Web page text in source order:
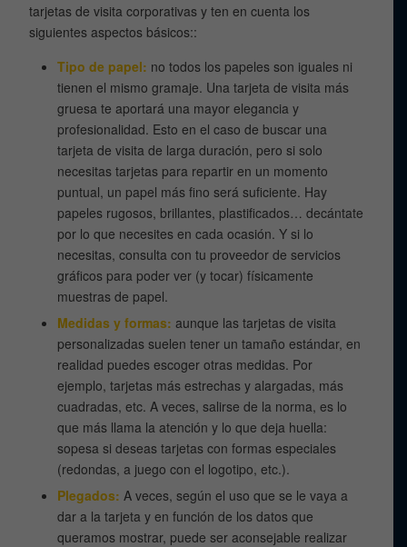
tarjetas de visita corporativas y ten en cuenta los
siguientes aspectos básicos::
Tipo de papel: no todos los papeles son iguales ni
tienen el mismo gramaje. Una tarjeta de visita más
gruesa te aportará una mayor elegancia y
profesionalidad. Esto en el caso de buscar una
tarjeta de visita de larga duración, pero si solo
necesitas tarjetas para repartir en un momento
puntual, un papel más fino será suficiente. Hay
papeles rugosos, brillantes, plastificados… decántate
por lo que necesites en cada ocasión. Y si lo
necesitas, consulta con tu proveedor de servicios
gráficos para poder ver (y tocar) físicamente
muestras de papel.
Medidas y formas: aunque las tarjetas de visita
personalizadas suelen tener un tamaño estándar, en
realidad puedes escoger otras medidas. Por
ejemplo, tarjetas más estrechas y alargadas, más
cuadradas, etc. A veces, salirse de la norma, es lo
que más llama la atención y lo que deja huella:
sopesa si deseas tarjetas con formas especiales
(redondas, a juego con el logotipo, etc.).
Plegados: A veces, según el uso que se le vaya a
dar a la tarjeta y en función de los datos que
queramos mostrar, puede ser aconsejable realizar